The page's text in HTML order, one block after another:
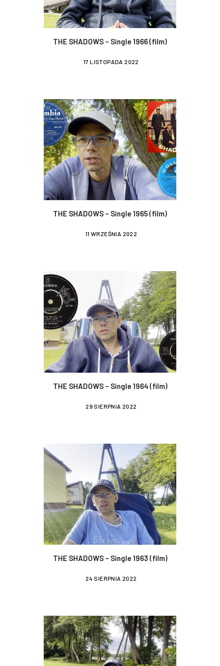
THE SHADOWS – Single 1966 (film)
17 LISTOPADA 2022
THE SHADOWS – Single 1965 (film)
11 WRZEŚNIA 2022
THE SHADOWS – Single 1964 (film)
29 SIERPNIA 2022
THE SHADOWS – Single 1963 (film)
24 SIERPNIA 2022